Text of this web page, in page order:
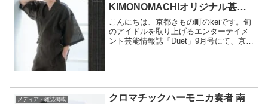
KIMONOMACHIオリジナル甚平
をご着用いただきました！
こんにちは、京都きもの町のkeiです。旬
のアイドルを取り上げるエンターテイメ
ント芸能情報誌「Duet」9月号にて、京都
メディア・雑誌掲載
クロマチックハーモニカ奏者 南